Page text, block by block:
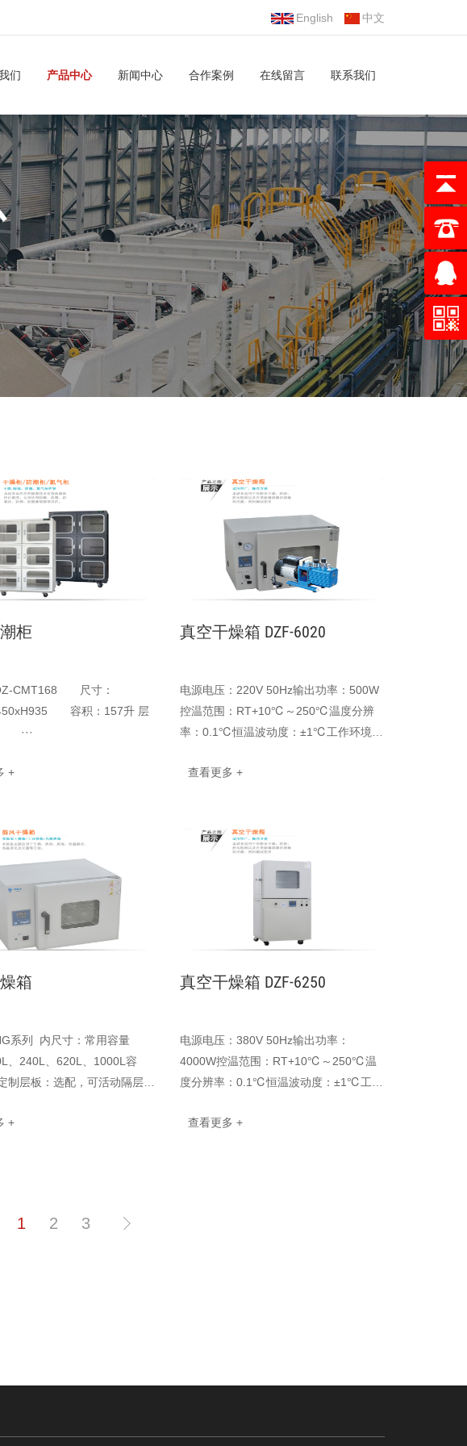
English 中文
们 产品中心 新闻中心 合作案例 在线留言 联系我们
柜
CMT168 尺寸：
容积：157升 层
···
+
真空干燥箱 DZF-6020
电源电压：220V 50Hz输出功率：500W
控温范围：RT+10℃～250℃温度分辨
率：0.1℃恒温波动度：±1℃工作环境温
胆尺寸(mm)：300x300x275···
查看更多 +
箱
系列 内尺寸：常用容量
、240L、620L、1000L容
制层板：选配，可活动隔层
+
真空干燥箱 DZF-6250
电源电压：380V 50Hz输出功率：
4000W控温范围：RT+10℃～250℃温
度分辨率：0.1℃恒温波动度：±1℃工作
<133Pa内胆尺寸(mm)：700x600x60···
查看更多 +
1 2 3